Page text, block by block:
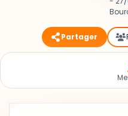
Partager